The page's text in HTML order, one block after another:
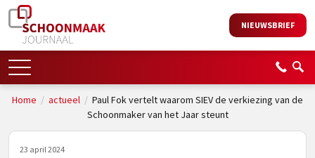
NIEUWSBRIEF
Home / actueel / Paul Fok vertelt waarom SIEV de verkiezing van de
Schoonmaker van het Jaar steunt
23 april 2024